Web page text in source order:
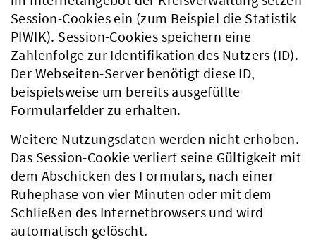
Session-Cookies ein (zum Beispiel die Statistik
PIWIK). Session-Cookies speichern eine
Zahlenfolge zur Identifikation des Nutzers (ID).
Der Webseiten-Server benötigt diese ID,
beispielsweise um bereits ausgefüllte
Formularfelder zu erhalten.
Weitere Nutzungsdaten werden nicht erhoben.
Das Session-Cookie verliert seine Gültigkeit mit
dem Abschicken des Formulars, nach einer
Ruhephase von vier Minuten oder mit dem
Schließen des Internetbrowsers und wird
automatisch gelöscht.